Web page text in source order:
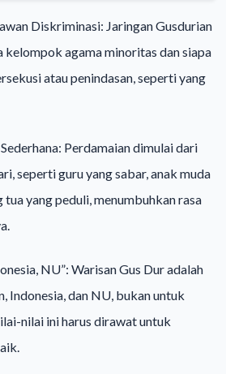
Diskriminasi: Jaringan Gusdurian
agama minoritas dan siapa
atau penindasan, seperti yang
Perdamaian dimulai dari
seperti guru yang sabar, anak muda
yang peduli, menumbuhkan rasa
NU”: Warisan Gus Dur adalah
Indonesia, dan NU, bukan untuk
nilai ini harus dirawat untuk